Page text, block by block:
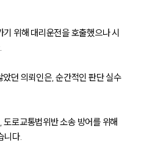
위해 대리운전을 호출했으나 시
던 의뢰인은, 순간적인 판단 실수
로교통법위반 소송 방어를 위해
니다.